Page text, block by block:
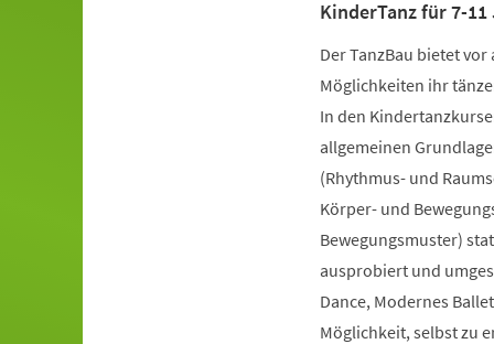
KinderTanz für 7-
Der TanzBau bietet
Möglichkeiten ihr
In den
allgemeinen
(Rhythmus- und
Körper- und
Bewegungsmuster)
ausprobiert und
Dance, Modernes
Möglichkeit, selbst zu